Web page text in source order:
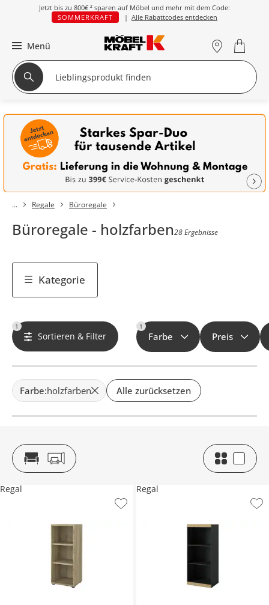
Jetzt bis zu 800€ ² sparen auf Möbel und mehr mit dem Code:
SOMMERKRAFT
| Alle Rabattcodes entdecken
Menü
Regale Büroregale
Büroregale - holzfarben28 Ergebnisse
Kategorie
1
Sortieren & Filter
1
Farbe Preis
Farbe:holzfarben Alle zurücksetzen
Regal Regal